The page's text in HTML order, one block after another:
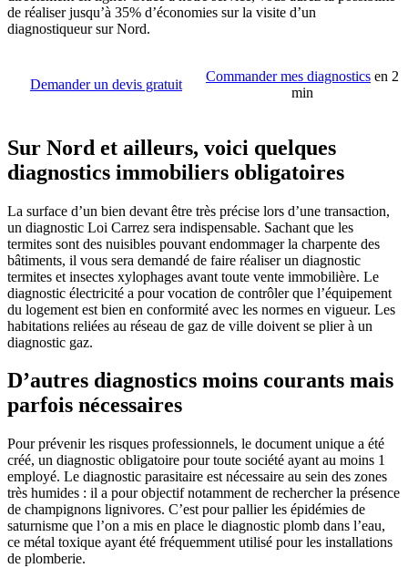
de réaliser jusqu’à 35% d’économies sur la visite d’un
diagnostiqueur sur Nord.
Demander un devis gratuit
Commander mes diagnostics en 2
min
Sur Nord et ailleurs, voici quelques
diagnostics immobiliers obligatoires
La surface d’un bien devant être très précise lors d’une transaction,
un diagnostic Loi Carrez sera indispensable. Sachant que les
termites sont des nuisibles pouvant endommager la charpente des
bâtiments, il vous sera demandé de faire réaliser un diagnostic
termites et insectes xylophages avant toute vente immobilière. Le
diagnostic électricité a pour vocation de contrôler que l’équipement
du logement est bien en conformité avec les normes en vigueur. Les
habitations reliées au réseau de gaz de ville doivent se plier à un
diagnostic gaz.
D’autres diagnostics moins courants mais
parfois nécessaires
Pour prévenir les risques professionnels, le document unique a été
créé, un diagnostic obligatoire pour toute société ayant au moins 1
employé. Le diagnostic parasitaire est nécessaire au sein des zones
très humides : il a pour objectif notamment de rechercher la présence
de champignons lignivores. C’est pour pallier les épidémies de
saturnisme que l’on a mis en place le diagnostic plomb dans l’eau,
ce métal toxique ayant été fréquemment utilisé pour les installations
de plomberie.